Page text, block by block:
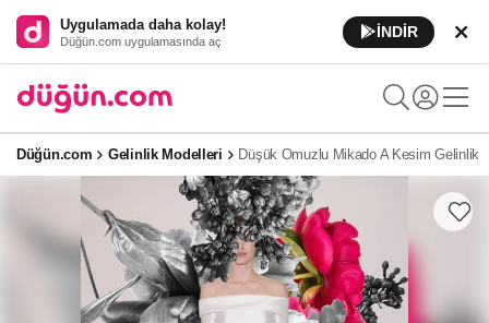
Uygulamada daha kolay!
Düğün.com uygulamasında aç
İNDİR
Düğün.com Gelinlik Modelleri Düşük Omuzlu Mikado A Kesim Gelinlik